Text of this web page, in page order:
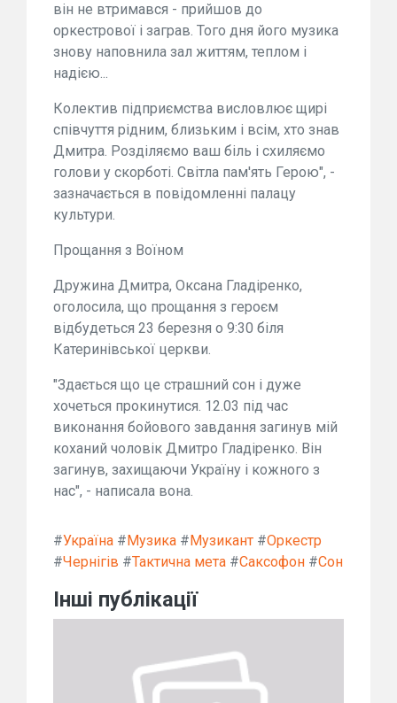
він не втримався - прийшов до
оркестрової і заграв. Того дня його музика
знову наповнила зал життям, теплом і
надією...
Колектив підприємства висловлює щирі
співчуття рідним, близьким і всім, хто знав
Дмитра. Розділяємо ваш біль і схиляємо
голови у скорботі. Світла пам'ять Герою", -
зазначається в повідомленні палацу
культури.
Прощання з Воїном
Дружина Дмитра, Оксана Гладіренко,
оголосила, що прощання з героєм
відбудеться 23 березня о 9:30 біля
Катеринівської церкви.
"Здається що це страшний сон і дуже
хочеться прокинутися. 12.03 під час
виконання бойового завдання загинув мій
коханий чоловік Дмитро Гладіренко. Він
загинув, захищаючи Україну і кожного з
нас", - написала вона.
#Україна # Музика # Музикант #Оркестр
#Чернігів #Тактична мета #Саксофон #Сон
Інші публікації